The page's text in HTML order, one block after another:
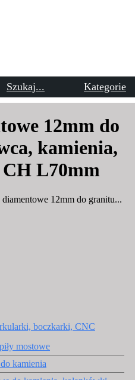
Szukaj... Kategorie
12mm do
kamienia,
L70mm
diamentowe 12mm do granitu...
boczkarki, CNC
mostowe
kamienia